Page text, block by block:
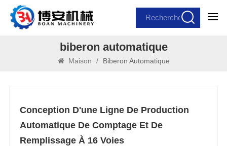
biberon automatique
Maison / Biberon Automatique
Conception D'une Ligne De Production
Automatique De Comptage Et De
Remplissage À 16 Voies